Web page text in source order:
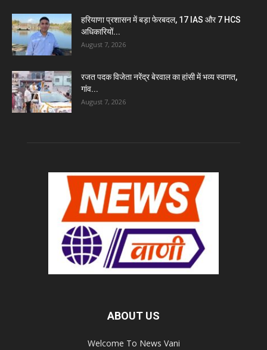
हरियाणा प्रशासन में बड़ा फेरबदल, 17 IAS और 7 HCS
अधिकारियों...
August 7, 2026
रजत पदक विजेता नरेंद्र बेरवाल का हांसी में भव्य स्वागत,
गांव...
August 7, 2026
ABOUT US
Welcome To News Vani